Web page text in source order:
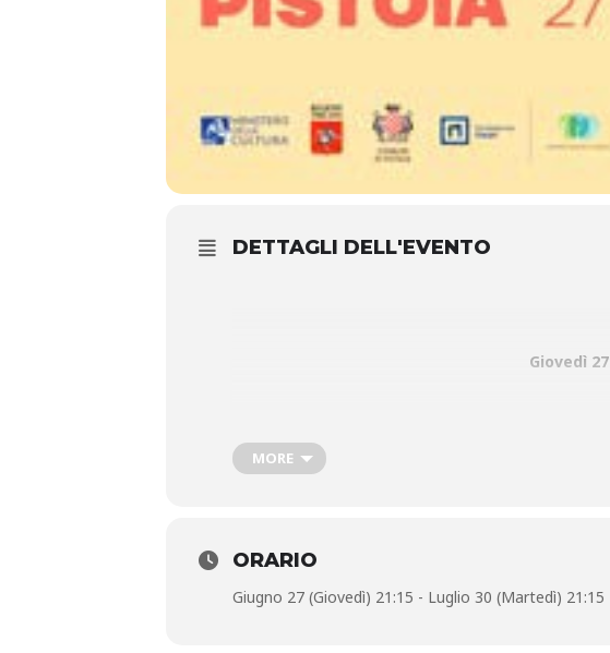
DETTAGLI DELL'EVENTO
Giovedì
Massimiliano Poggi (voce) Mamo Giusti (chitarra)
MORE
ORARIO
Giugno 27 (Giovedì) 21:15 - Luglio 30 (Martedì) 21:15